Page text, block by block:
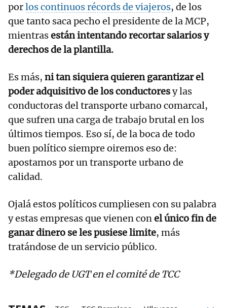
porlos continuos récords de viajeros, de los
que tanto saca pecho el presidente de la MCP,
mientrasestán intentando recortar salarios y
derechos de la plantilla.
Es más, ni tan siquiera quieren garantizar el
poder adquisitivo de los conductoresy las
conductoras del transporte urbano comarcal,
que sufren una carga de trabajo brutal en los
últimos tiempos. Eso sí, de la boca de todo
buen político siempre oiremos eso de:
apostamos por un transporte urbano de
calidad.
Ojalá estos políticos cumpliesen con su palabra
y estas empresas que vienen conel único fin de
ganar dinero se les pusiese limite, más
tratándose de un servicio público.
*Delegado de UGT en el comité de TCC